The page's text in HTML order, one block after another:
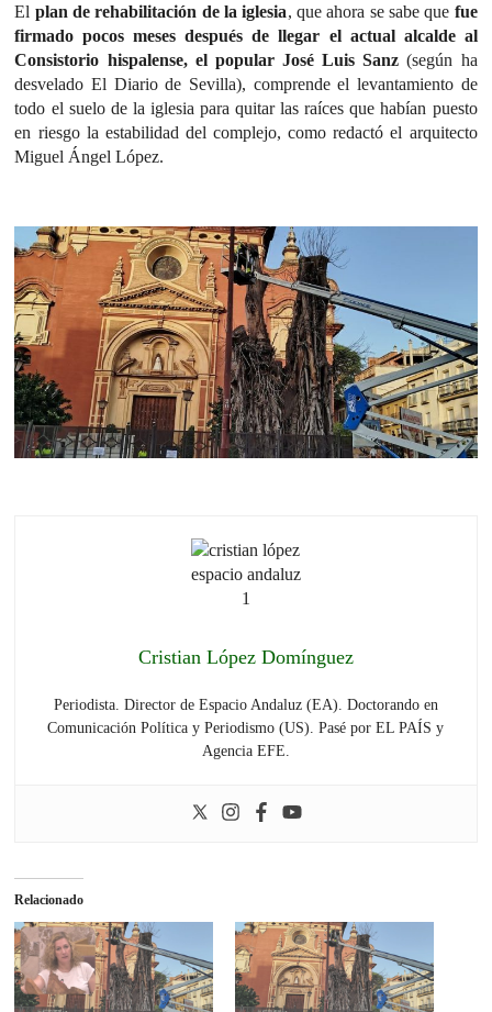
El plan de rehabilitación de la iglesia, que ahora se sabe que fue
firmado pocos meses después de llegar el actual alcalde al
Consistorio hispalense, el popular José Luis Sanz (según ha
desvelado El Diario de Sevilla), comprende el levantamiento de
todo el suelo de la iglesia para quitar las raíces que habían puesto
en riesgo la estabilidad del complejo, como redactó el arquitecto
Miguel Ángel López.
Cristian López Domínguez
Periodista. Director de Espacio Andaluz (EA). Doctorando en
Comunicación Política y Periodismo (US). Pasé por EL PAÍS y
Agencia EFE.
Relacionado